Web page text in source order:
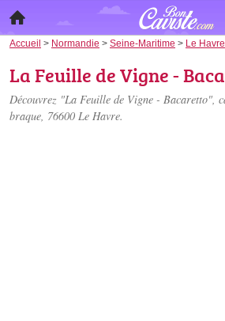
Accueil > Normandie > Seine-Maritime > Le Havre
La Feuille de Vigne -
Découvrez "La Feuille de Vigne - Bacaretto",
braque, 76600 Le Havre.